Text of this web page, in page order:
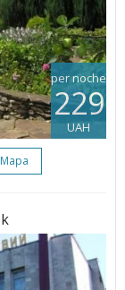
per noche
229
UAH